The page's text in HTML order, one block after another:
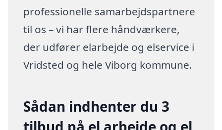
professionelle samarbejdspartnere
til os – vi har flere håndværkere,
der udfører elarbejde og elservice i
Vridsted og hele Viborg kommune.
Sådan indhenter du 3